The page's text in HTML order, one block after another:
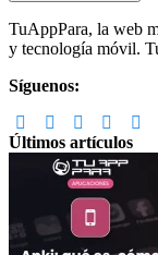
Footer
TuAppPara, la web
y tecnología móvil.
Síguenos:
Últimos artículos